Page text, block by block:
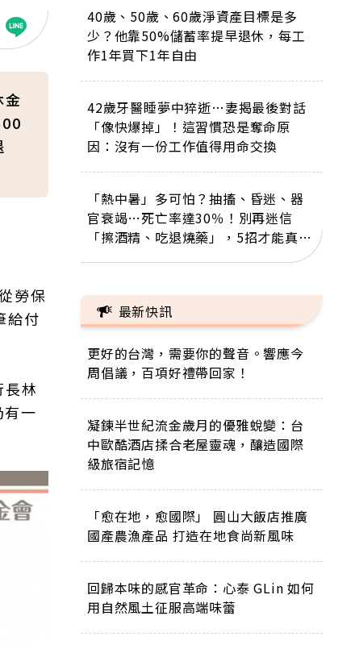
金
勞保
給付
林
一
40歲、50歲、60歲淨資產目標是多
少？他靠50%儲蓄率提早退休，每工
作1年買下1年自由
42歲牙醫睡夢中猝逝…妻揭最後對話
「像快爆掉」！這習慣恐是奪命原
因：沒有一份工作值得用命交換
「熱中暑」多可怕？抽搐、昏迷、器
官衰竭…死亡率達30％！別再迷信
「擦酒精、吃退燒藥」，5招才能真救
最新快訊
更好的台灣，需要你的聲音。響應今
周倡議，百項好禮帶回家！
凝鍊半世紀流金歲月的優雅蛻變：台
中歐酷酒店揉合老屋靈魂，釀造國際
級旅宿記憶
「愈在地，愈國際」 圓山大飯店推廣
國產農漁產品 打造在地食尚新風味
回歸本味的感官革命：心泰 GLin 如何
用自然風土征服高端味蕾